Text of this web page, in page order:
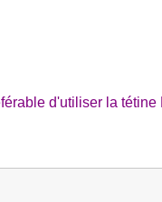
d'utiliser la tétine